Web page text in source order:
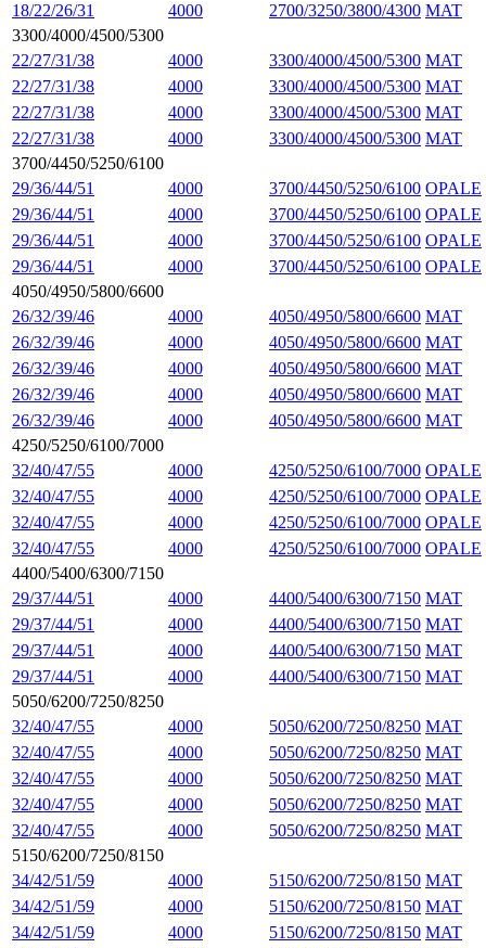
18/22/26/31
4000 2700/3250/3800/4300 MAT
3300/4000/4500/5300
22/27/31/38
4000 3300/4000/4500/5300 MAT
22/27/31/38
4000 3300/4000/4500/5300 MAT
22/27/31/38
4000 3300/4000/4500/5300 MAT
22/27/31/38
4000 3300/4000/4500/5300 MAT
3700/4450/5250/6100
29/36/44/51
4000 3700/4450/5250/6100 OPALE
29/36/44/51
4000 3700/4450/5250/6100 OPALE
29/36/44/51
4000 3700/4450/5250/6100 OPALE
29/36/44/51
4000 3700/4450/5250/6100 OPALE
4050/4950/5800/6600
26/32/39/46
4000 4050/4950/5800/6600 MAT
26/32/39/46
4000 4050/4950/5800/6600 MAT
26/32/39/46
4000 4050/4950/5800/6600 MAT
26/32/39/46
4000 4050/4950/5800/6600 MAT
26/32/39/46
4000 4050/4950/5800/6600 MAT
4250/5250/6100/7000
32/40/47/55
4000 4250/5250/6100/7000 OPALE
32/40/47/55
4000 4250/5250/6100/7000 OPALE
32/40/47/55
4000 4250/5250/6100/7000 OPALE
32/40/47/55
4000 4250/5250/6100/7000 OPALE
4400/5400/6300/7150
29/37/44/51
4000 4400/5400/6300/7150 MAT
29/37/44/51
4000 4400/5400/6300/7150 MAT
29/37/44/51
4000 4400/5400/6300/7150 MAT
29/37/44/51
4000 4400/5400/6300/7150 MAT
5050/6200/7250/8250
32/40/47/55
4000 5050/6200/7250/8250 MAT
32/40/47/55
4000 5050/6200/7250/8250 MAT
32/40/47/55
4000 5050/6200/7250/8250 MAT
32/40/47/55
4000 5050/6200/7250/8250 MAT
32/40/47/55
4000 5050/6200/7250/8250 MAT
5150/6200/7250/8150
34/42/51/59
4000 5150/6200/7250/8150 MAT
34/42/51/59
4000 5150/6200/7250/8150 MAT
34/42/51/59
4000 5150/6200/7250/8150 MAT